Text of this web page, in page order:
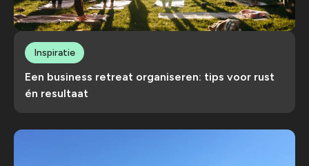
Een business retreat organiseren: tips voor rust
én resultaat
Inspiratie